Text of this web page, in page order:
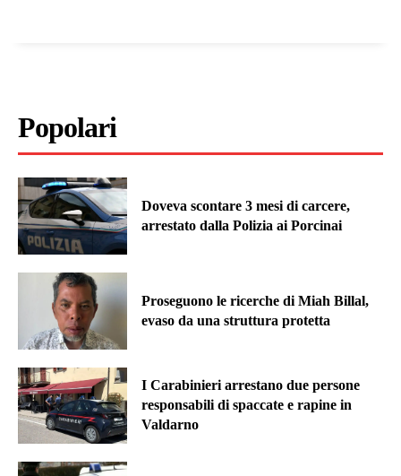
Popolari
Doveva scontare 3 mesi di carcere,
arrestato dalla Polizia ai Porcinai
Proseguono le ricerche di Miah Billal,
evaso da una struttura protetta
I Carabinieri arrestano due persone
responsabili di spaccate e rapine in
Valdarno